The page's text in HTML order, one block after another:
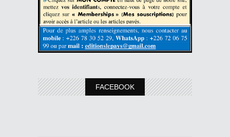
FACEBOOK